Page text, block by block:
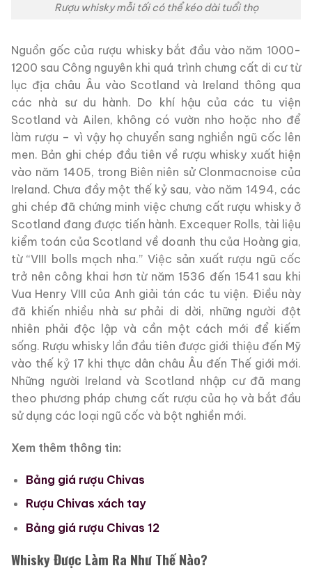
Rượu whisky mỗi tối có thể kéo dài tuổi thọ
Nguồn gốc của rượu whisky bắt đầu vào năm 1000-
1200 sau Công nguyên khi quá trình chưng cất di cư từ
lục địa châu Âu vào Scotland và Ireland thông qua
các nhà sư du hành. Do khí hậu của các tu viện
Scotland và Ailen, không có vườn nho hoặc nho để
làm rượu – vì vậy họ chuyển sang nghiền ngũ cốc lên
men. Bản ghi chép đầu tiên về rượu whisky xuất hiện
vào năm 1405, trong Biên niên sử Clonmacnoise của
Ireland. Chưa đầy một thế kỷ sau, vào năm 1494, các
ghi chép đã chứng minh việc chưng cất rượu whisky ở
Scotland đang được tiến hành. Excequer Rolls, tài liệu
kiểm toán của Scotland về doanh thu của Hoàng gia,
từ “VIII bolls mạch nha.” Việc sản xuất rượu ngũ cốc
trở nên công khai hơn từ năm 1536 đến 1541 sau khi
Vua Henry VIII của Anh giải tán các tu viện. Điều này
đã khiến nhiều nhà sư phải di dời, những người đột
nhiên phải độc lập và cần một cách mới để kiếm
sống. Rượu whisky lần đầu tiên được giới thiệu đến Mỹ
vào thế kỷ 17 khi thực dân châu Âu đến Thế giới mới.
Những người Ireland và Scotland nhập cư đã mang
theo phương pháp chưng cất rượu của họ và bắt đầu
sử dụng các loại ngũ cốc và bột nghiền mới.
Xem thêm thông tin:
Bảng giá rượu Chivas
Rượu Chivas xách tay
Bảng giá rượu Chivas 12
Whisky Được Làm Ra Như Thế Nào?